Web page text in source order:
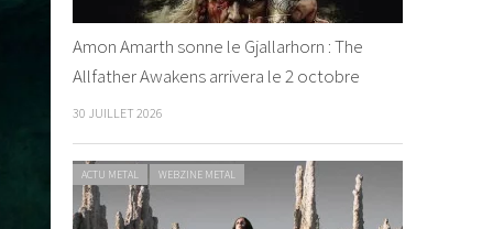
Amon Amarth sonne le Gjallarhorn : The
Allfather Awakens arrivera le 2 octobre
30 JUILLET 2026
ACTU METAL WEBZINE METAL